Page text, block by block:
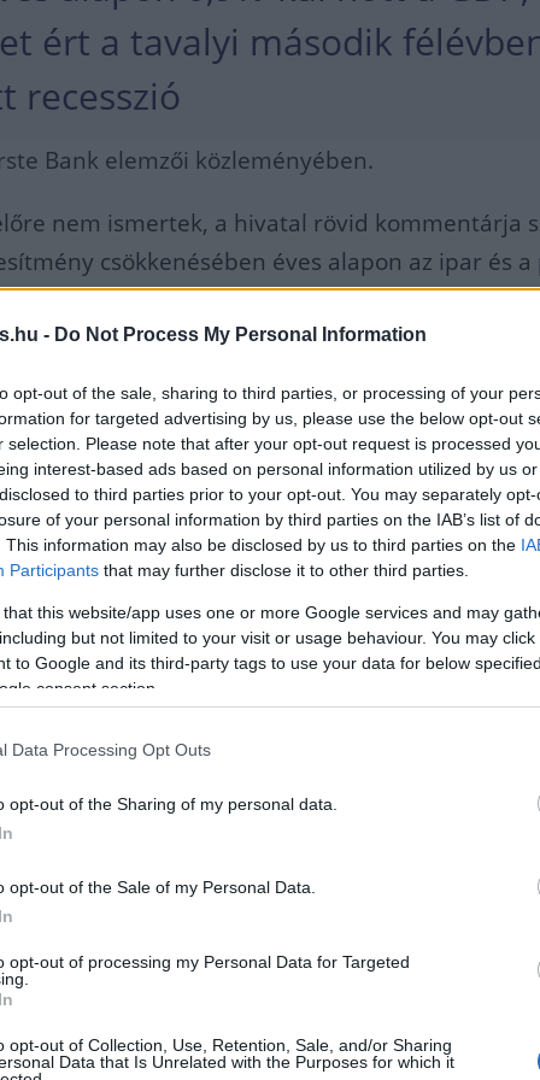
- Do Not Process My Personal Information
opt-out of the sale, sharing to third parties, or processing of your
for targeted advertising by us, please use the below opt-out
selection. Please note that after your opt-out request is processed
interest-based ads based on personal information utilized by us
to third parties prior to your opt-out. You may separately
of your personal information by third parties on the IAB’s list of
This information may also be disclosed by us to third parties on the
Participants that may further disclose it to other third parties.
that this website/app uses one or more Google services and may
but not limited to your visit or usage behaviour. You may
to Google and its third-party tags to use your data for below
consent section.
Data Processing Opt Outs
opt-out of the Sharing of my personal data.
opt-out of the Sale of my Personal Data.
opt-out of processing my Personal Data for Targeted
opt-out of Collection, Use, Retention, Sale, and/or Sharing
Data that Is Unrelated with the Purposes for which it
ért a tavalyi második
recesszió
Bank elemzői közleményében.
nem ismertek, a hivatal rövid kommentárja
csökkenésében éves alapon az ipar és a
belül főként a kereskedelem, illetve a
és adminisztratív tevékenység visszaesése
a mezőgazdaság jó
mérsékelte.
hozzáadott értékének mérséklődését részben
szociális ellátás
a hivatalos adatok fényében túljutott a
a továbbra masszív bérkiáramlás
az előttünk álló időszakban. A
fokozatos
hajlandóság lassú
szerep hárulna a még mindig bizonytalan